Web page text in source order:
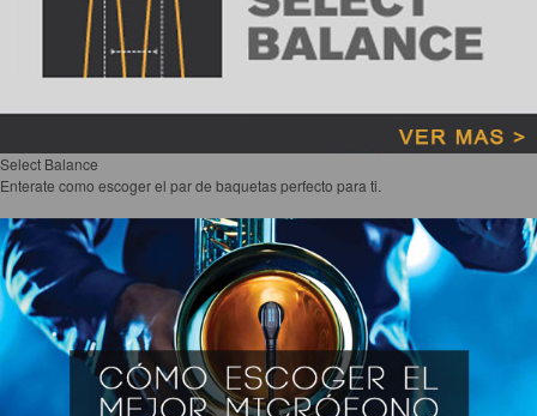
Select Balance
Enterate como escoger el par de baquetas perfecto para ti.